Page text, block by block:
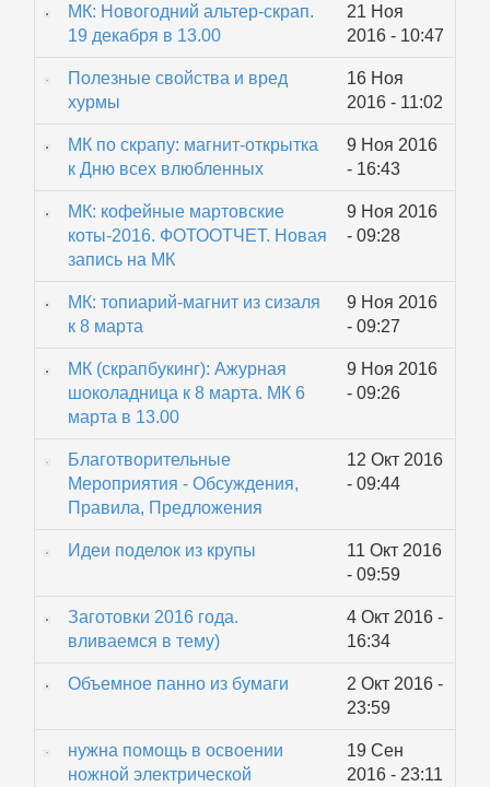
МК: Новогодний альтер-скрап.
19 декабря в 13.00
21 Ноя
2016 - 10:47
Полезные свойства и вред
хурмы
16 Ноя
2016 - 11:02
МК по скрапу: магнит-открытка
к Дню всех влюбленных
9 Ноя 2016
- 16:43
МК: кофейные мартовские
коты-2016. ФОТООТЧЕТ. Новая
запись на МК
9 Ноя 2016
- 09:28
МК: топиарий-магнит из сизаля
к 8 марта
9 Ноя 2016
- 09:27
МК (скрапбукинг): Ажурная
шоколадница к 8 марта. МК 6
марта в 13.00
9 Ноя 2016
- 09:26
Благотворительные
Мероприятия - Обсуждения,
Правила, Предложения
12 Окт 2016
- 09:44
Идеи поделок из крупы
11 Окт 2016
- 09:59
Заготовки 2016 года.
вливаемся в тему)
4 Окт 2016 -
16:34
Объемное панно из бумаги
2 Окт 2016 -
23:59
нужна помощь в освоении
ножной электрической
19 Сен
2016 - 23:11